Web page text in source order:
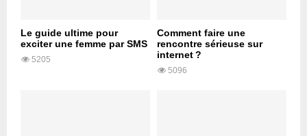
Le guide ultime pour
exciter une femme par SMS
5205
Comment faire une
rencontre sérieuse sur
internet ?
5096